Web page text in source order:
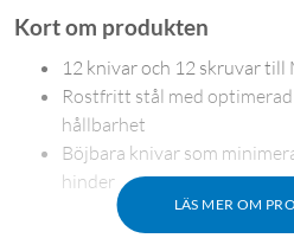
LÄS MER OM
Kort om produkten
12 knivar och 12 skruvar
Rostfritt stål med
hållbarhet
Böjbara knivar som
hinder